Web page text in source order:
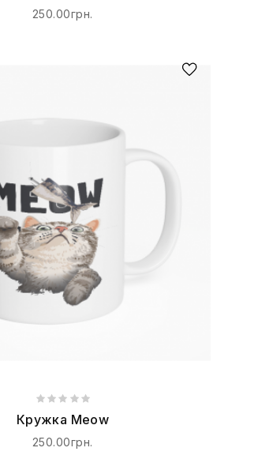
250.00грн.
Кружка Meow
250.00грн.